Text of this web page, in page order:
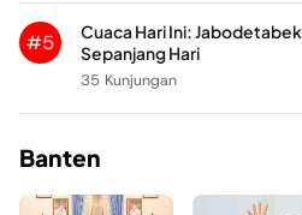
#5
Cuaca Hari Ini:
Sepanjang Hari
35 Kunjungan
Banten